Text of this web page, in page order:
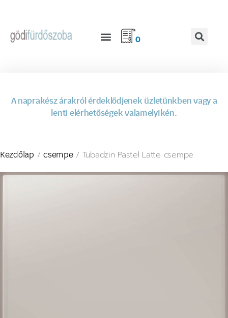
0
A naprakész árakról érdeklődjenek üzletünkben vagy a
lenti elérhetőségek valamelyikén.
Kezdőlap /csempe/ Tubadzin Pastel Latte csempe